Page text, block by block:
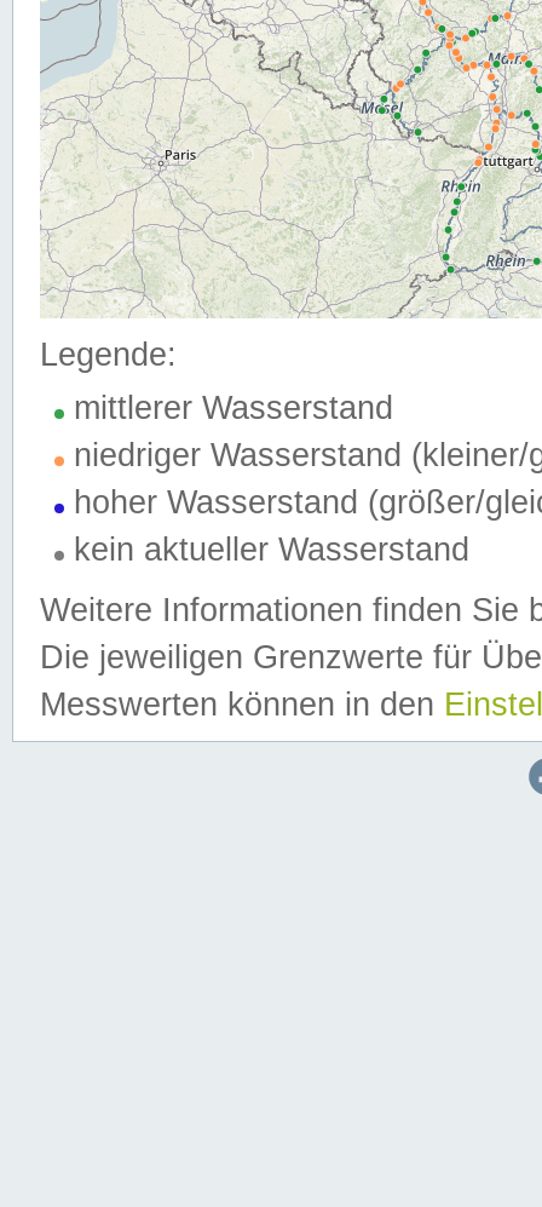
Legende:
mittlerer Wasserstand
niedriger Wasserstand (kleiner/
hoher Wasserstand (größer/
kein aktueller Wasserstand
Weitere Informationen finden Sie
Die jeweiligen Grenzwerte für
Messwerten können in den